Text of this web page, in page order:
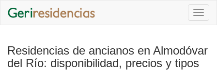
Residencias de ancianos en Almodóvar
del Río: disponibilidad, precios y tipos